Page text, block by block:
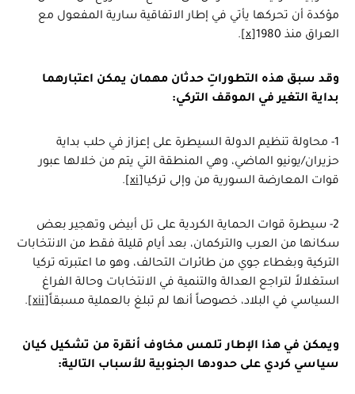
مؤكدة أن تحركها يأتي في إطار الاتفاقية سارية المفعول مع
العراق منذ 1980
[x]
.
وقد سبق هذه التطوراتِ حدثان مهمان يمكن اعتبارهما
بداية التغير في الموقف التركي:
1- محاولة تنظيم الدولة السيطرة على إعزاز في حلب بداية
حزيران/يونيو الماضي، وهي المنطقة التي يتم من خلالها عبور
قوات المعارضة السورية من وإلى تركيا[xi]
.
2- سيطرة قوات الحماية الكردية على تل أبيض وتهجير بعض
سكانها من العرب والتركمان، بعد أيام قليلة فقط من الانتخابات
التركية وبغطاء جوي من طائرات التحالف، وهو ما اعتبرته تركيا
استغلالاً لتراجع العدالة والتنمية في الانتخابات وحالة الفراغ
السياسي في البلاد، خصوصاً أنها لم تبلغ بالعملية مسبقاً[xii]
.
ويمكن في هذا الإطار تلمس مخاوف أنقرة من تشكيل كيان
سياسي كردي على حدودها الجنوبية للأسباب التالية: